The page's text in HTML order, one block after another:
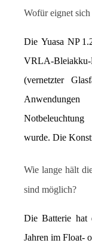
Wofür eignet sich
Die Yuasa NP
(vernetzter
wurde. Die
Wie lange hält
sind möglich?
Die Batterie hat
Jahren im Float-